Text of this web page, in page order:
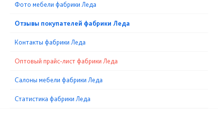
Фото мебели фабрики Леда
Отзывы покупателей фабрики Леда
Контакты фабрики Леда
Оптовый прайс-лист фабрики Леда
Cалоны мебели фабрики Леда
Статистика фабрики Леда